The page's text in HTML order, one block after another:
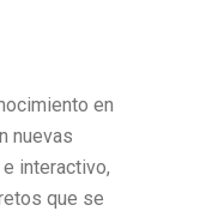
en
nuevas
interactivo,
que se